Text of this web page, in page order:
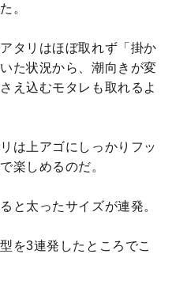
。
タリはほぼ取れず「掛か
た状況から、潮向きが変
え込むモタレも取れるよ
は上アゴにしっかりフッ
楽しめるのだ。
と太ったサイズが連発。
を3連発したところでこ